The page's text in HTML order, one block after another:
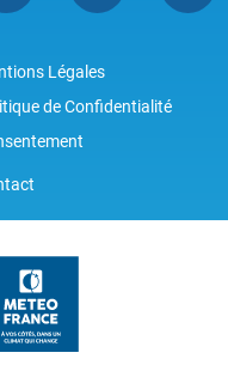
Légales
de Confidentialité